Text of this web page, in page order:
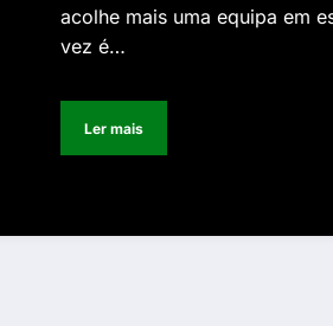
acolhe mais uma equipa em
vez é…
Ler mais